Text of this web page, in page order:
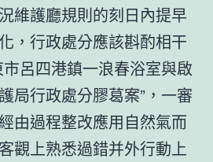
維護廳規則的刻日內提早
，行政處分應該斟酌相干
呂四港鎮一浪春浴室與啟
局行政處分膠葛案”，一審
由過程整改應用自然氣而
觀上熟悉過錯并外行動上